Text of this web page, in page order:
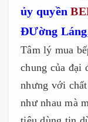
ủy quyền
ĐƯờng
Tâm lý mua
chung của đại
nhưng với
như nhau mà